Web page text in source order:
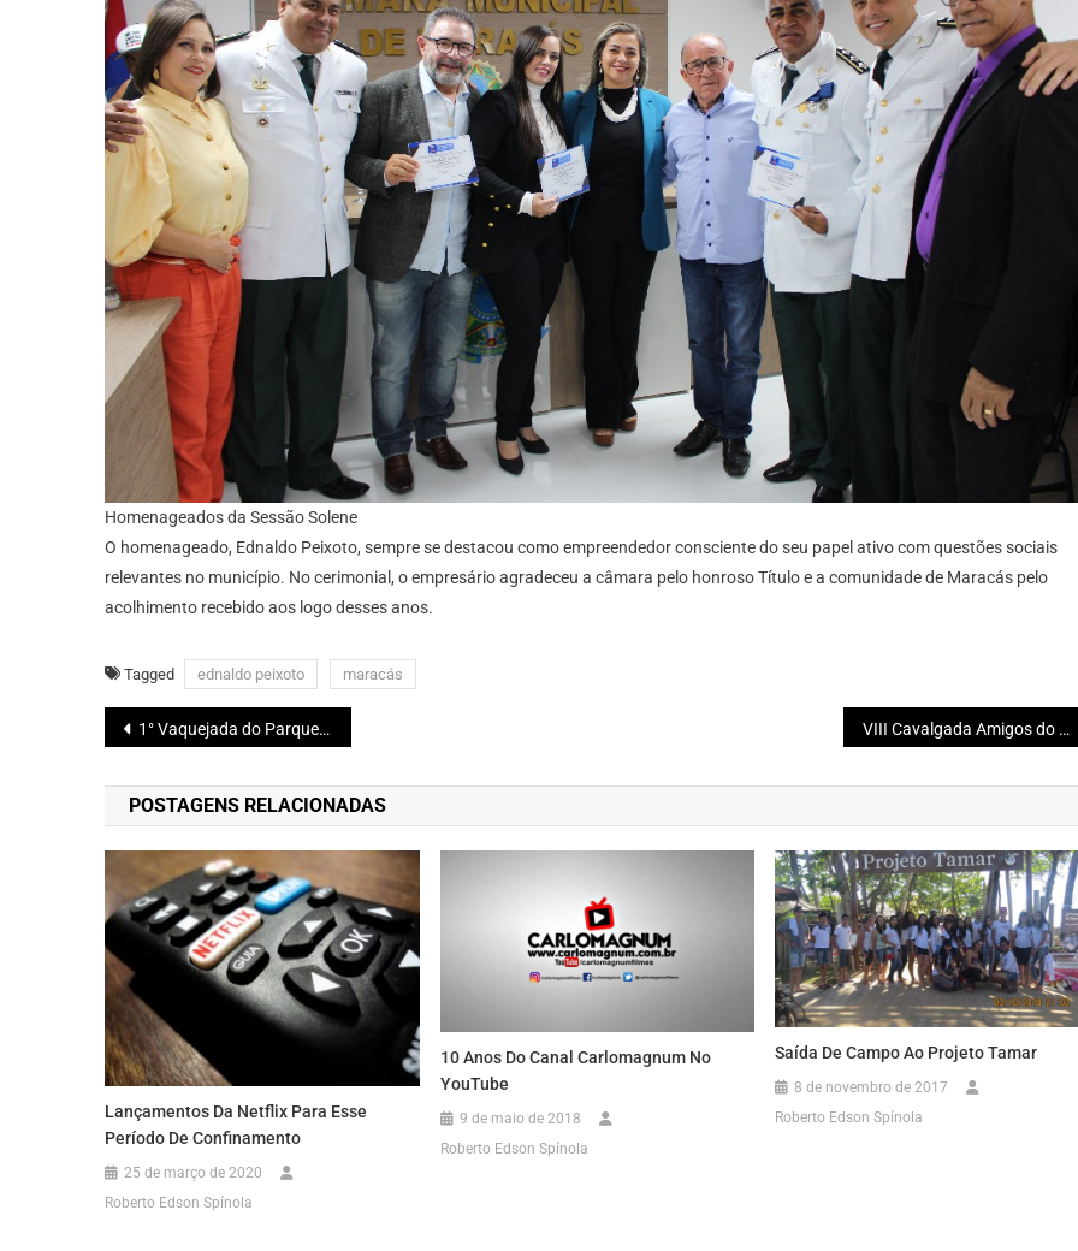
Homenageados da Sessão Solene
O homenageado, Ednaldo Peixoto, sempre se destacou como empreendedor consciente do seu papel ativo com questões sociais
relevantes no município. No cerimonial, o empresário agradeceu a câmara pelo honroso Título e a comunidade de Maracás pelo
acolhimento recebido aos logo desses anos.
Tagged ednaldo peixoto maracás
Navegação
de
Post
1° Vaquejada do Parque Haras TW em Jacobina VIII Cavalgada Amigos do Locutor foi um sucesso e movimentou a economia da cidade
POSTAGENS RELACIONADAS
Lançamentos Da Netflix Para Esse
Período De Confinamento
25 de março de 2020
Roberto Edson Spínola
10 Anos Do Canal Carlomagnum No
YouTube
9 de maio de 2018
Roberto Edson Spínola
Saída De Campo Ao Projeto Tamar
8 de novembro de 2017
Roberto Edson Spínola